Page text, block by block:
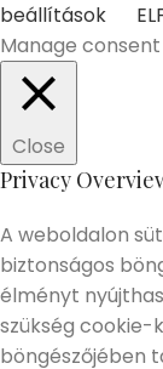
beállítások
Manage consent
Close
Privacy
A weboldalon
biztonságos
élményt
szükség cookie-
böngészőjében